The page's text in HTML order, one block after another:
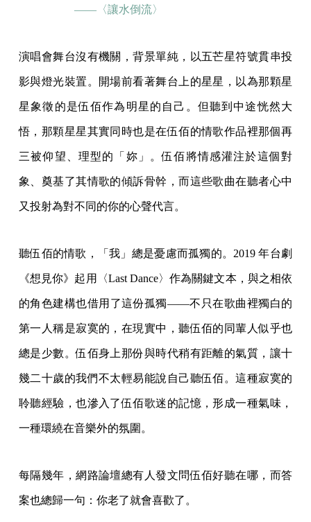
——〈讓水倒流〉
演唱會舞台沒有機關，背景單純，以五芒星符號貫串投
影與燈光裝置。開場前看著舞台上的星星，以為那顆星
星象徵的是伍佰作為明星的自己。但聽到中途恍然大
悟，那顆星星其實同時也是在伍佰的情歌作品裡那個再
三被仰望、理型的「妳」。伍佰將情感灌注於這個對
象、奠基了其情歌的傾訴骨幹，而這些歌曲在聽者心中
又投射為對不同的你的心聲代言。
聽伍佰的情歌，「我」總是憂慮而孤獨的。2019 年台劇
《想見你》起用〈Last Dance〉作為關鍵文本，與之相依
的角色建構也借用了這份孤獨——不只在歌曲裡獨白的
第一人稱是寂寞的，在現實中，聽伍佰的同輩人似乎也
總是少數。伍佰身上那份與時代稍有距離的氣質，讓十
幾二十歲的我們不太輕易能說自己聽伍佰。這種寂寞的
聆聽經驗，也滲入了伍佰歌迷的記憶，形成一種氣味，
一種環繞在音樂外的氛圍。
每隔幾年，網路論壇總有人發文問伍佰好聽在哪，而答
案也總歸一句：你老了就會喜歡了。